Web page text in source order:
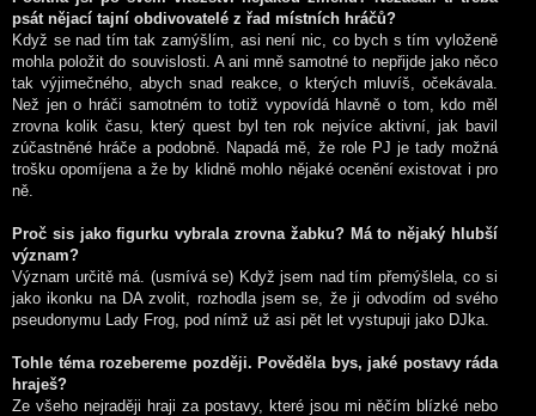
psát nějací tajní obdivovatelé z řad místních hráčů?
Když se nad tím tak zamýšlím, asi není nic, co bych s tím vyloženě
mohla položit do souvislosti. A ani mně samotné to nepřijde jako něco
tak výjimečného, abych snad reakce, o kterých mluvíš, očekávala.
Než jen o hráči samotném to totiž vypovídá hlavně o tom, kdo měl
zrovna kolik času, který quest byl ten rok nejvíce aktivní, jak bavil
zúčastněné hráče a podobně. Napadá mě, že role PJ je tady možná
trošku opomíjena a že by klidně mohlo nějaké ocenění existovat i pro
ně.
Proč sis jako figurku vybrala zrovna žabku? Má to nějaký hlubší
význam?
Význam určitě má. (usmívá se) Když jsem nad tím přemýšlela, co si
jako ikonku na DA zvolit, rozhodla jsem se, že ji odvodím od svého
pseudonymu Lady Frog, pod nímž už asi pět let vystupuji jako DJka.
Tohle téma rozebereme později. Pověděla bys, jaké postavy ráda
hraješ?
Ze všeho nejraději hraji za postavy, které jsou mi něčím blízké nebo